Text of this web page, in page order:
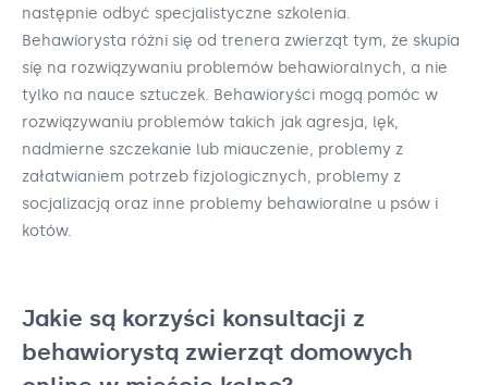
następnie odbyć specjalistyczne szkolenia.
Behawiorysta różni się od trenera zwierząt tym, że skupia
się na rozwiązywaniu problemów behawioralnych, a nie
tylko na nauce sztuczek. Behawioryści mogą pomóc w
rozwiązywaniu problemów takich jak agresja, lęk,
nadmierne szczekanie lub miauczenie, problemy z
załatwianiem potrzeb fizjologicznych, problemy z
socjalizacją oraz inne problemy behawioralne u psów i
kotów.
Jakie są korzyści konsultacji z
behawiorystą zwierząt domowych